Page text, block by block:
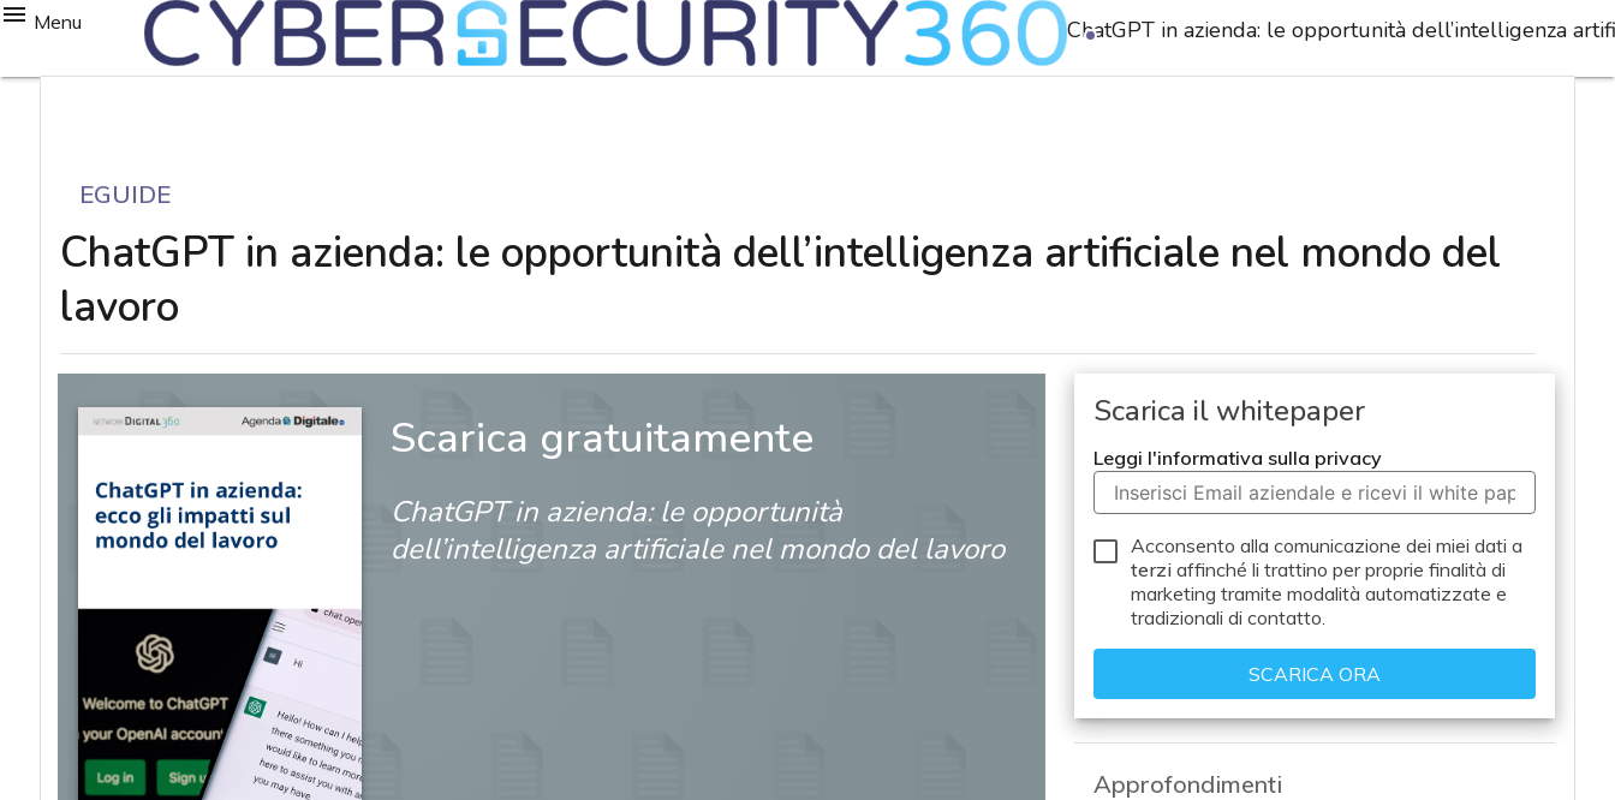
Menu ChatGPT in azienda: le opportunità dell’intelligenza
EGUIDE
ChatGPT in azienda: le opportunità dell’intelligenza artificiale nel mondo del
lavoro
Scarica gratuitamente
ChatGPT in azienda: le opportunità
dell’intelligenza artificiale nel mondo del lavoro
Scarica il whitepaper
Leggi l'informativa sulla privacy
Acconsento alla comunicazione dei miei dati a
terzi affinché li trattino per proprie finalità di
marketing tramite modalità automatizzate e
tradizionali di contatto.
Approfondimenti